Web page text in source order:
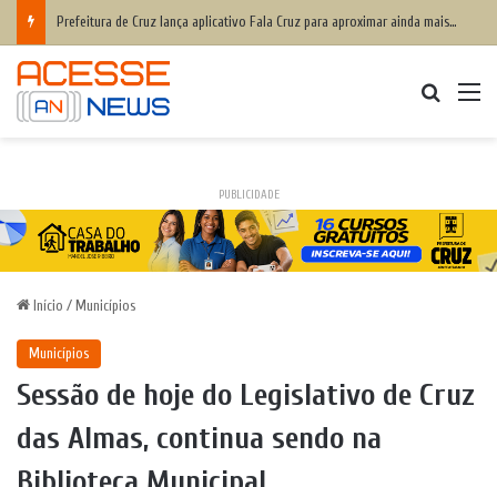
Prefeitura de Cruz lança aplicativo Fala Cruz para aproximar ainda mais a populaçãoda gestão municipal
PUBLICIDADE
Início / Municípios
Municípios
Sessão de hoje do Legislativo de Cruz
das Almas, continua sendo na